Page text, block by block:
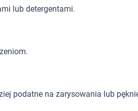
lub detergentami.
podatne na zarysowania lub